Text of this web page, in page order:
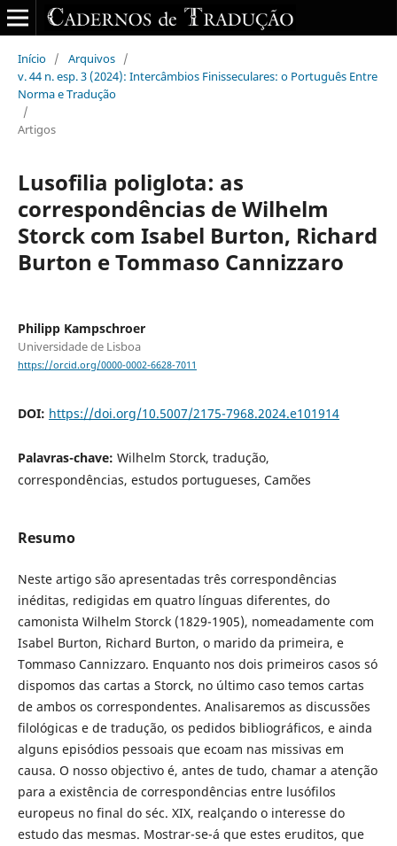
Início / Arquivos /
v. 44 n. esp. 3 (2024): Intercâmbios Finisseculares: o Português Entre
Norma e Tradução
/
Artigos
Lusofilia poliglota: as
correspondências de Wilhelm
Storck com Isabel Burton, Richard
Burton e Tommaso Cannizzaro
Philipp Kampschroer
Universidade de Lisboa
https://orcid.org/0000-0002-6628-7011
DOI: https://doi.org/10.5007/2175-7968.2024.e101914
Palavras-chave: Wilhelm Storck, tradução,
correspondências, estudos portugueses, Camões
Resumo
Neste artigo são apresentadas três correspondências
inéditas, redigidas em quatro línguas diferentes, do
camonista Wilhelm Storck (1829-1905), nomeadamente com
Isabel Burton, Richard Burton, o marido da primeira, e
Tommaso Cannizzaro. Enquanto nos dois primeiros casos só
dispomos das cartas a Storck, no último caso temos cartas
de ambos os correspondentes. Analisaremos as discussões
filológicas e de tradução, os pedidos bibliográficos, e ainda
alguns episódios pessoais que ecoam nas missivas em
causa. O nosso objectivo é, antes de tudo, chamar a atenção
para a existência de correspondências entre lusófilos
europeus no final do séc. XIX, realçando o interesse do
estudo das mesmas. Mostrar-se-á que estes eruditos, que